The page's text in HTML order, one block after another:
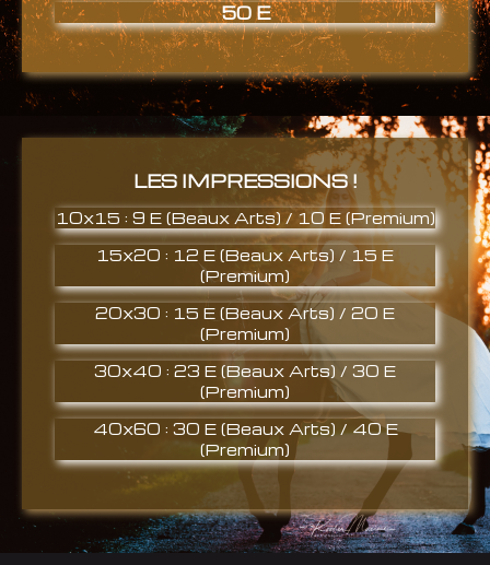
50 E
LES IMPRESSIONS !
10x15 : 9 E (Beaux Arts) / 10 E (Premium)
15x20 : 12 E (Beaux Arts) / 15 E
(Premium)
20x30 : 15 E (Beaux Arts) / 20 E
(Premium)
30x40 : 23 E (Beaux Arts) / 30 E
(Premium)
40x60 : 30 E (Beaux Arts) / 40 E
(Premium)